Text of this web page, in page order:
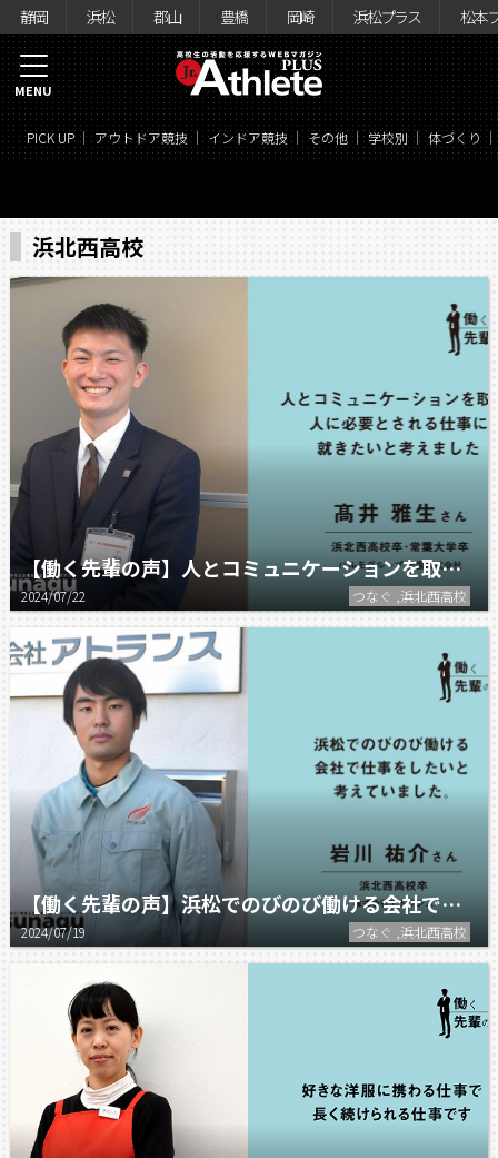
静岡 浜松 郡山 豊橋 岡崎 浜松プラス 松本
PICK UP アウトドア競技 インドア競技 その他 学校別 体づくり
MENU
浜北西高校
【働く先輩の声】人とコミュニケーションを取り、人に必要とされる仕事に就きたいと考えました。
2024/07/22 つなぐ ,浜北西高校
【働く先輩の声】浜松でのびのび働ける会社で仕事をしたいと考えていました。
2024/07/19 つなぐ ,浜北西高校